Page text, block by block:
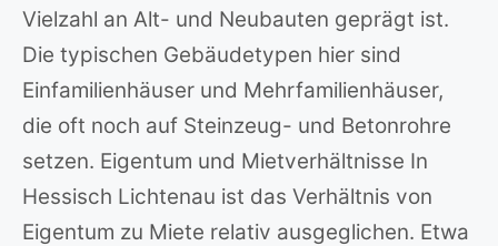
Vielzahl an Alt- und Neubauten geprägt ist.
Die typischen Gebäudetypen hier sind
Einfamilienhäuser und Mehrfamilienhäuser,
die oft noch auf Steinzeug- und Betonrohre
setzen. Eigentum und Mietverhältnisse In
Hessisch Lichtenau ist das Verhältnis von
Eigentum zu Miete relativ ausgeglichen. Etwa